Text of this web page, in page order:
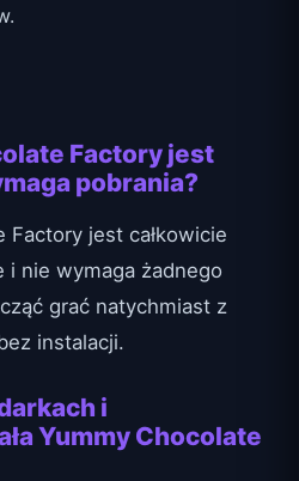
Factory jest
pobrania?
Factory jest całkowicie
i nie wymaga żadnego
grać natychmiast z
instalacji.
i
Yummy Chocolate